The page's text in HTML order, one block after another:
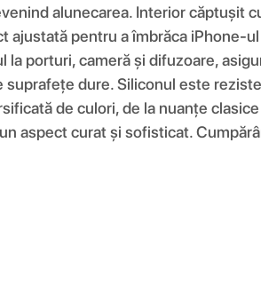
alunecarea. Interior căptușit
pentru a îmbrăca iPhone-
porturi, cameră și difuzoare,
dure. Siliconul este
de culori, de la nuanțe
aspect curat și sofisticat.